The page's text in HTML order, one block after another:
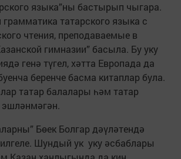
языка”ны бастырып чыгара.
грамматика татарского языка с
чтения, преподаваемые в
гимназии” басыла. Бу уку
генә түгел, хәтта Европада да
беренче басма китаплар була.
татар балалары һәм татар
эшләнмәгән.
Бөек Болгар дәүләтендә
Шундый ук уку әсбаблары